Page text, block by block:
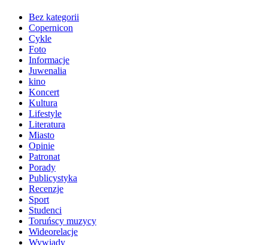
Bez kategorii
Copernicon
Cykle
Foto
Informacje
Juwenalia
kino
Koncert
Kultura
Lifestyle
Literatura
Miasto
Opinie
Patronat
Porady
Publicystyka
Recenzje
Sport
Studenci
Toruńscy muzycy
Wideorelacje
Wywiady